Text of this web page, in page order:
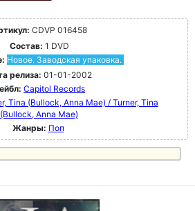
CDVP 016458
Состав: 1 DVD
Новое. Заводская упаковка.
релиза: 01-01-2002
Capitol Records
Tina (Bullock, Anna Mae) / Turner, Tina
(Bullock, Anna Mae)
Жанры: Поп